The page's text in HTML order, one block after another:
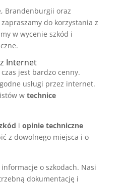
Brandenburgii oraz
do korzystania z
w wycenie szkód i
Internet
jest bardzo cenny.
usługi przez internet.
w technice
i opinie techniczne
z dowolnego miejsca i o
o szkodach. Nasi
dokumentację i